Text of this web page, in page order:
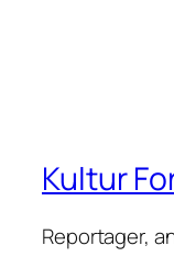
Kultur
Reportager,